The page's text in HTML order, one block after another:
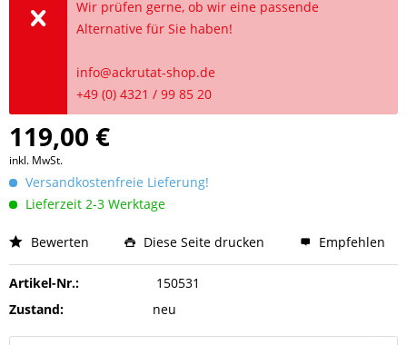
Wir prüfen gerne, ob wir eine passende
Alternative für Sie haben!
info@ackrutat-shop.de
+49 (0) 4321 / 99 85 20
119,00 €
inkl. MwSt.
Versandkostenfreie Lieferung!
Lieferzeit 2-3 Werktage
Bewerten Diese Seite drucken Empfehlen
Artikel-Nr.:
150531
Zustand:
neu